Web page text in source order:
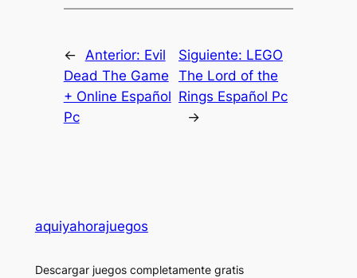
← Anterior: Evil
Dead The Game
+ Online Español
Pc
Siguiente: LEGO
The Lord of the
Rings Español Pc
→
aquiyahorajuegos
Descargar juegos completamente gratis